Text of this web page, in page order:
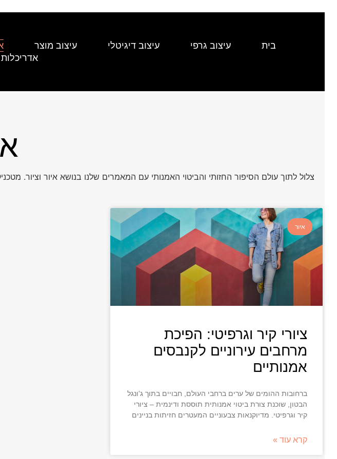
בית עיצוב גרפי עיצוב דיגיטלי עיצוב מוצר
אדריכלות
צלול לתוך עולם הסיפור החזותי והביטוי האמנותי עם המאמרים שלנו בנושא איור וציור.
איור
ציורי קיר וגרפיטי: הפיכת
מרחבים עירוניים לקנבסים
אמנותיים
ברחובות ההומים של ערים ברחבי העולם, חבויים בתוך ג'ונגל
הבטון, שוכנת צורת ביטוי אמנותית תוססת ודינמית – ציורי
קיר וגרפיטי. מדיוקנאות צבעוניים המעטרים חזיתות בניינים
קרא עוד »